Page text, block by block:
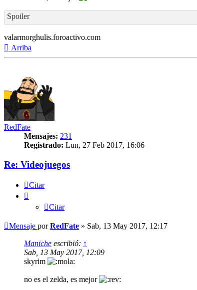
Spoiler
valarmorghulis.foroactivo.com
Arriba
RedFate
Mensajes: 231
Registrado: Lun, 27 Feb 2017, 16:06
Re: Videojuegos
Citar
Citar
Mensaje porRedFate » Sab, 13 May 2017, 12:17
Maniche escribió: ↑
Sab, 13 May 2017, 12:09
skyrim
no es el zelda, es mejor